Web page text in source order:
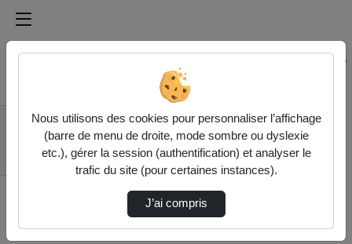
Médiathèque de l'université Paris
Rechercher un média sur Médiathèque de l'université
Accueil
Vidéos
1. Ruxandra-Iulia
Stoica, "Presenting the
Nous utilisons des cookies pour personnaliser l’affichage
(barre de menu de droite, mode sombre ou dyslexie
etc.), gérer la session (authentification) et analyser le
trafic du site (pour certaines instances).
J’ai compris